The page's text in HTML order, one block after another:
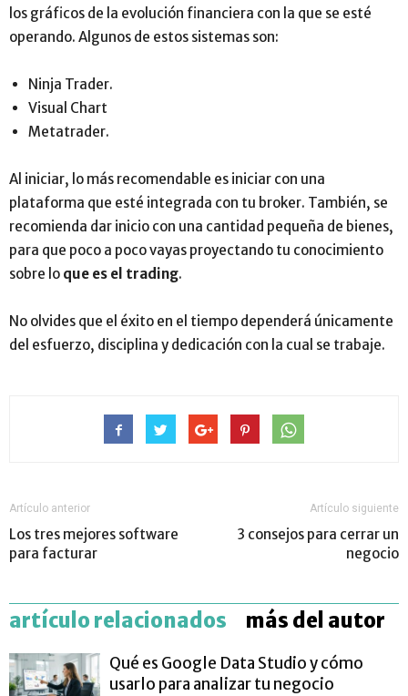
los gráficos de la evolución financiera con la que se esté
operando. Algunos de estos sistemas son:
Ninja Trader.
Visual Chart
Metatrader.
Al iniciar, lo más recomendable es iniciar con una
plataforma que esté integrada con tu broker. También, se
recomienda dar inicio con una cantidad pequeña de bienes,
para que poco a poco vayas proyectando tu conocimiento
sobre lo que es el trading.
No olvides que el éxito en el tiempo dependerá únicamente
del esfuerzo, disciplina y dedicación con la cual se trabaje.
Artículo anterior
Los tres mejores software
para facturar
Artículo siguiente
3 consejos para cerrar un
negocio
artículo relacionados más del autor
Qué es Google Data Studio y cómo
usarlo para analizar tu negocio